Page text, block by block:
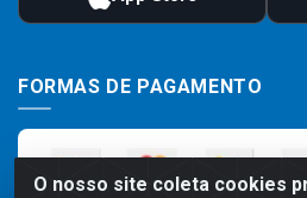
O nosso site coleta cookies
FORMAS DE PAGAMENTO